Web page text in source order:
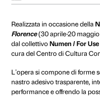
Dettagli Galleria foto
Cortile